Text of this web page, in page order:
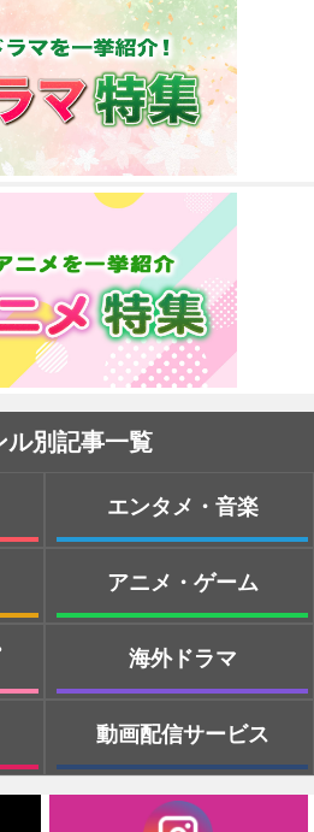
ル別記事一覧
エンタメ・音楽
アニメ・ゲーム
海外ドラマ
動画配信サービス